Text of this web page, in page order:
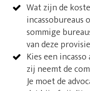
Wat zijn de
incassobureaus
sommige
van deze
Kies een
zij neemt de
Je moet de